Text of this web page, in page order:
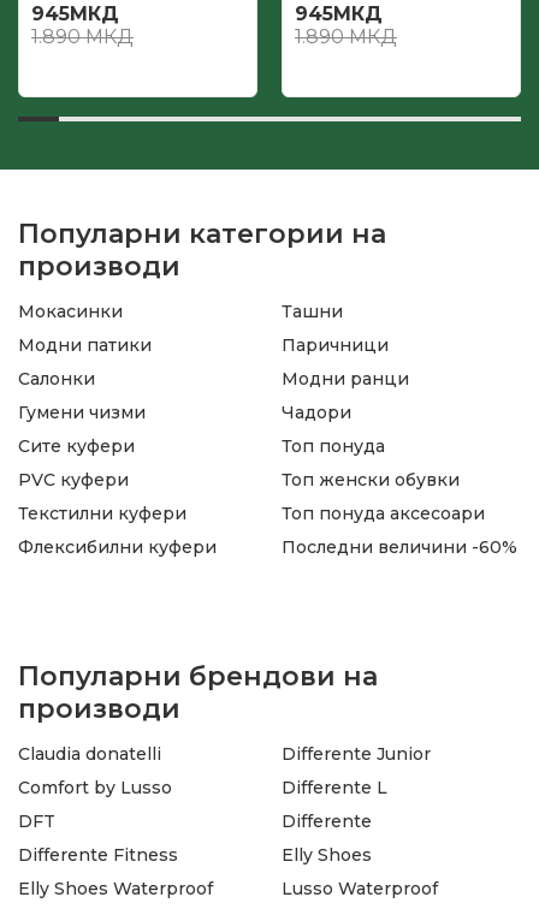
945МКД
1.890МКД
945МКД
1.890МКД
Популарни категории на
производи
Мокасинки
Модни патики
Салонки
Гумени чизми
Ташни
Паричници
Модни ранци
Чадори
Сите куфери
PVC куфери
Текстилни куфери
Флексибилни куфери
Топ понуда
Топ женски обувки
Топ понуда аксесоари
Последни величини -60%
Популарни брендови на
производи
Claudia donatelli
Comfort by Lusso
DFT
Differente Fitness
Differente Junior
Differente L
Differente
Elly Shoes
Elly Shoes Waterproof
Lusso Waterproof